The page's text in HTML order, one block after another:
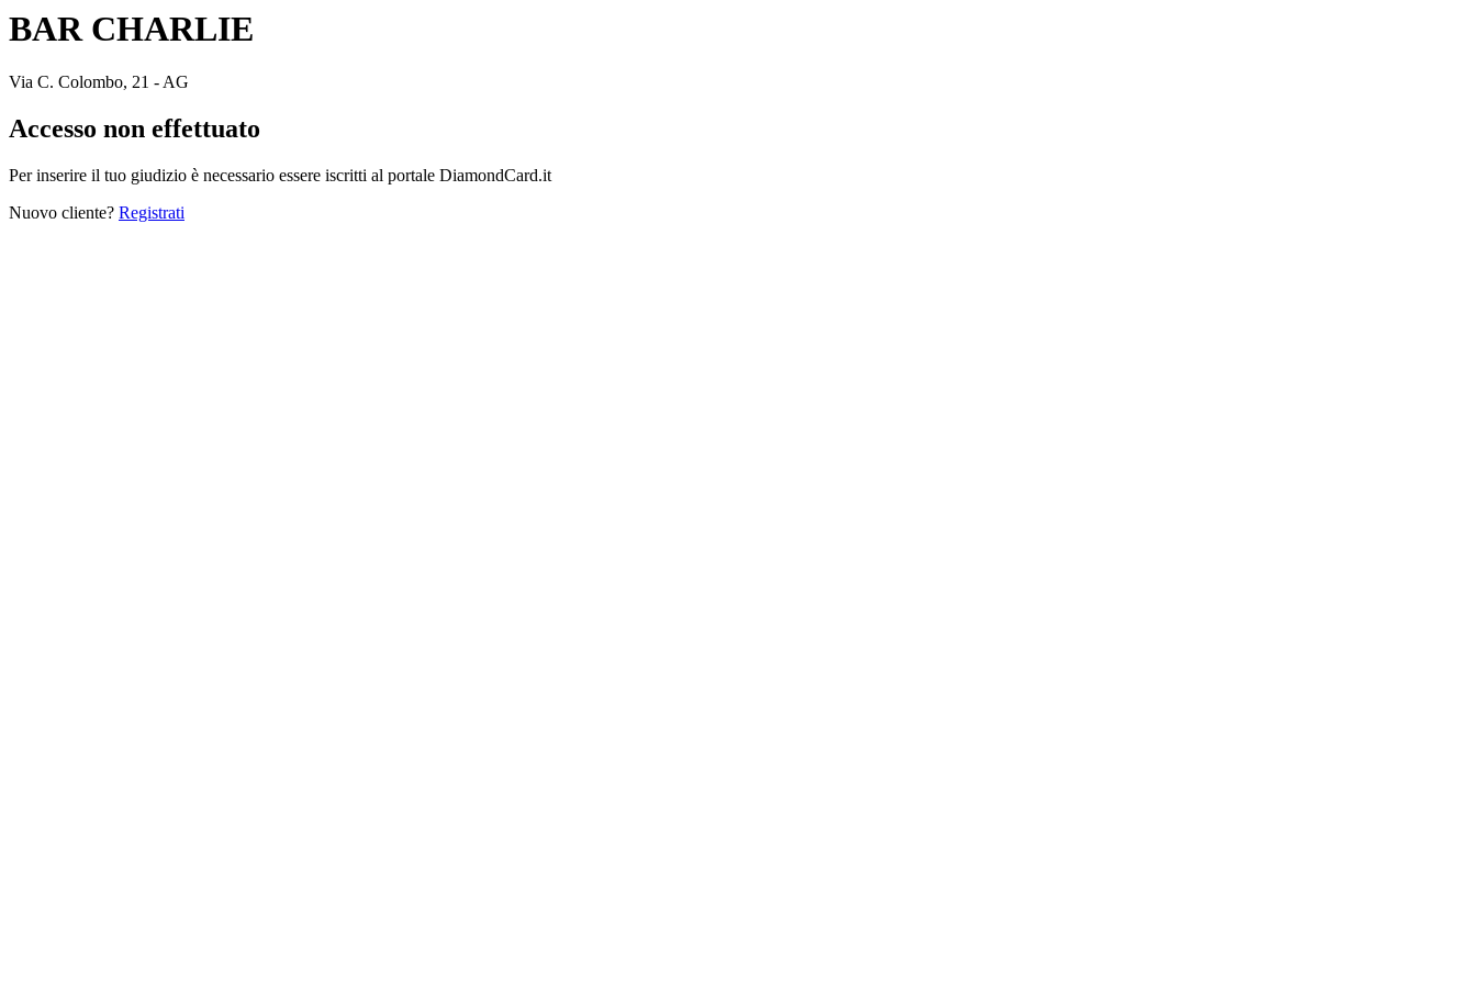
BAR CHARLIE
Via C. Colombo, 21 - AG
Accesso non effettuato
Per inserire il tuo giudizio è necessario essere iscritti al portale DiamondCard.it
Nuovo cliente? Registrati